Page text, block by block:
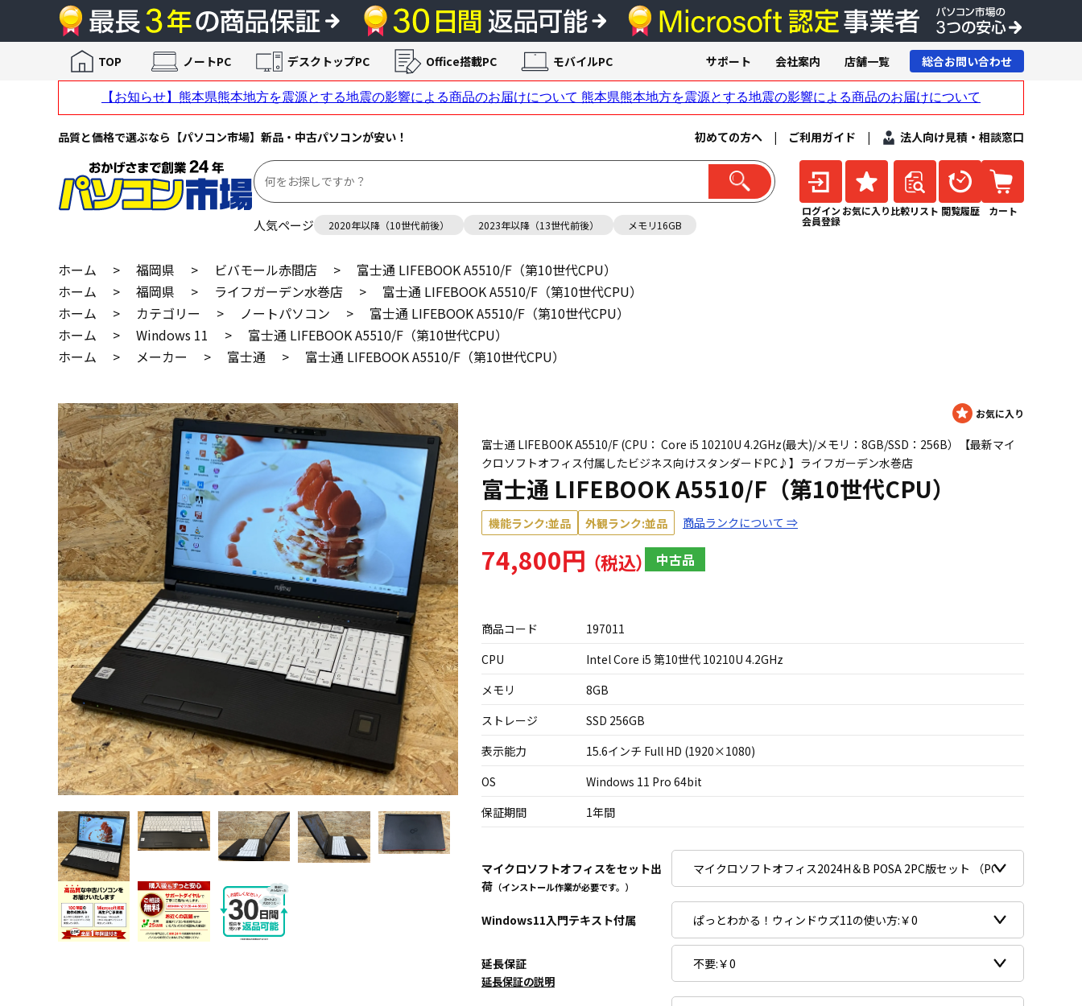
品質と価格で選ぶなら【パソコン市場】新品・中古パソコンが安い！ 初めての方へ | ご利用ガイド | 法人向け見積・相談窓口
人気ページ 2020年以降（10世代前後） 2023年以降（13世代前後） メモリ16GB
ログイン
会員登録
お気に入り 比較リスト 閲覧履歴 カート
TOP ノートPC デスクトップPC Office搭載PC モバイルPC サポート 会社案内 店舗一覧 総合お問い合わせ
ホーム > 福岡県 > ビバモール赤間店 >
富士通 LIFEBOOK A5510/F（第10世代CPU）
ホーム
> 福岡県 > ライフガーデン水巻店 >
富士通 LIFEBOOK A5510/F（第10世代CPU）
ホーム
> カテゴリー > ノートパソコン >
富士通 LIFEBOOK A5510/F（第10世代CPU）
ホーム
> Windows 11 >
富士通 LIFEBOOK A5510/F（第10世代CPU）
ホーム
> メーカー > 富士通 > 富士通 LIFEBOOK A5510/F（第10世代CPU）
富士通 LIFEBOOK A5510/F (CPU： Core i5 10210U 4.2GHz(最大)/メモリ：8GB/SSD：256B）【最新マイ
クロソフトオフィス付属したビジネス向けスタンダードPC♪】ライフガーデン水巻店
富士通 LIFEBOOK A5510/F（第10世代CPU）
機能ランク:並品 外観ランク:並品 商品ランクについて ⇒
74,800円 中古品
商品コード
197011
CPU
Intel Core i5 第10世代 10210U 4.2GHz
メモリ
8GB
ストレージ
SSD 256GB
表示能力
15.6インチ Full HD (1920×1080)
OS
Windows 11 Pro 64bit
保証期間
1年間
マイクロソフトオフィスをセット出
荷 （インストール作業が必要です。）
Windows11入門テキスト付属
延長保証
延長保証の説明